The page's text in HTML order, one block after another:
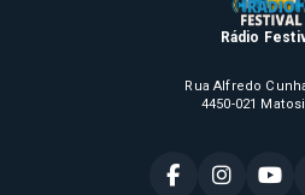
Rádio
Rua Alfredo
4450-021